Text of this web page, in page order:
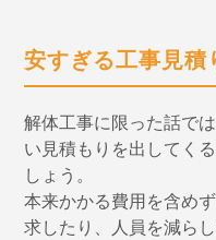
安すぎる工事見
解体工事に限った話で
い見積もりを出してく
しょう。
本来かかる費用を含め
求したり、人員を減ら